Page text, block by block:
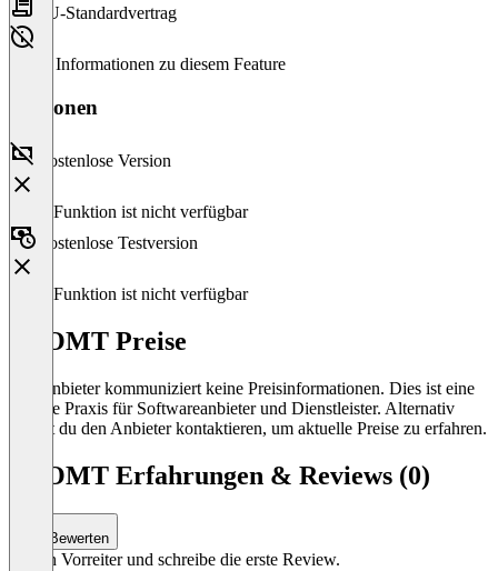
EU-Standardvertrag
Keine Informationen zu diesem Feature
Versionen
Kostenlose Version
Diese Funktion ist nicht verfügbar
Kostenlose Testversion
Diese Funktion ist nicht verfügbar
PROMT Preise
Der Anbieter kommuniziert keine Preisinformationen. Dies ist eine
übliche Praxis für Softwareanbieter und Dienstleister. Alternativ
kannst du den Anbieter kontaktieren, um aktuelle Preise zu erfahren.
PROMT Erfahrungen & Reviews (0)
Bewerten
Sei ein Vorreiter und schreibe die erste Review.